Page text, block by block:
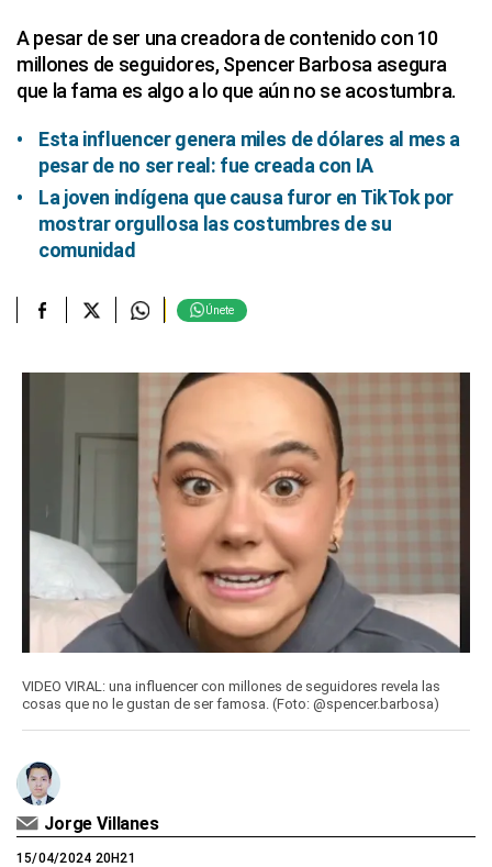
A pesar de ser una creadora de contenido con 10
millones de seguidores, Spencer Barbosa asegura
que la fama es algo a lo que aún no se acostumbra.
Esta influencer genera miles de dólares al mes a
pesar de no ser real: fue creada con IA
La joven indígena que causa furor en TikTok por
mostrar orgullosa las costumbres de su
comunidad
Únete
VIDEO VIRAL: una influencer con millones de seguidores revela las
cosas que no le gustan de ser famosa. (Foto: @spencer.barbosa)
Jorge Villanes
15/04/2024 20H21